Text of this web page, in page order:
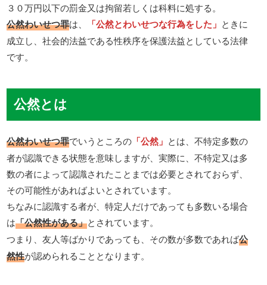
３０万円以下の罰金又は拘留若しくは科料に処する。
公然わいせつ罪は、 「公然とわいせつな行為をした」 ときに
成立し、社会的法益である性秩序を保護法益としている法律
です。
公然とは
公然わいせつ罪でいうところの 「公然」 とは、不特定多数の
者が認識できる状態を意味しますが、実際に、不特定又は多
数の者によって認識されたことまでは必要とされておらず、
その可能性があればよいとされています。
ちなみに認識する者が、特定人だけであっても多数いる場合
は「公然性がある」とされています。
つまり、友人等ばかりであっても、その数が多数であれば公
然性が認められることとなります。